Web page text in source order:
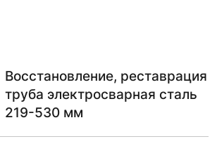
Восстановление, реставрация
труба электросварная сталь
219-530 мм